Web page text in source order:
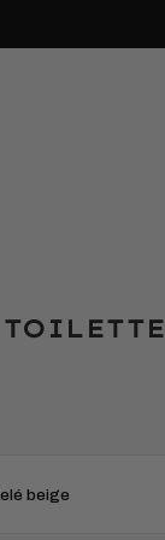
beige